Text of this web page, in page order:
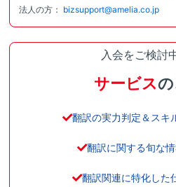
法人の方： bizsupport@amelia.co.jp
入会をご検討
サービス
翻訳の実力判定＆スキ
翻訳に関する旬な
翻訳関連に特化した